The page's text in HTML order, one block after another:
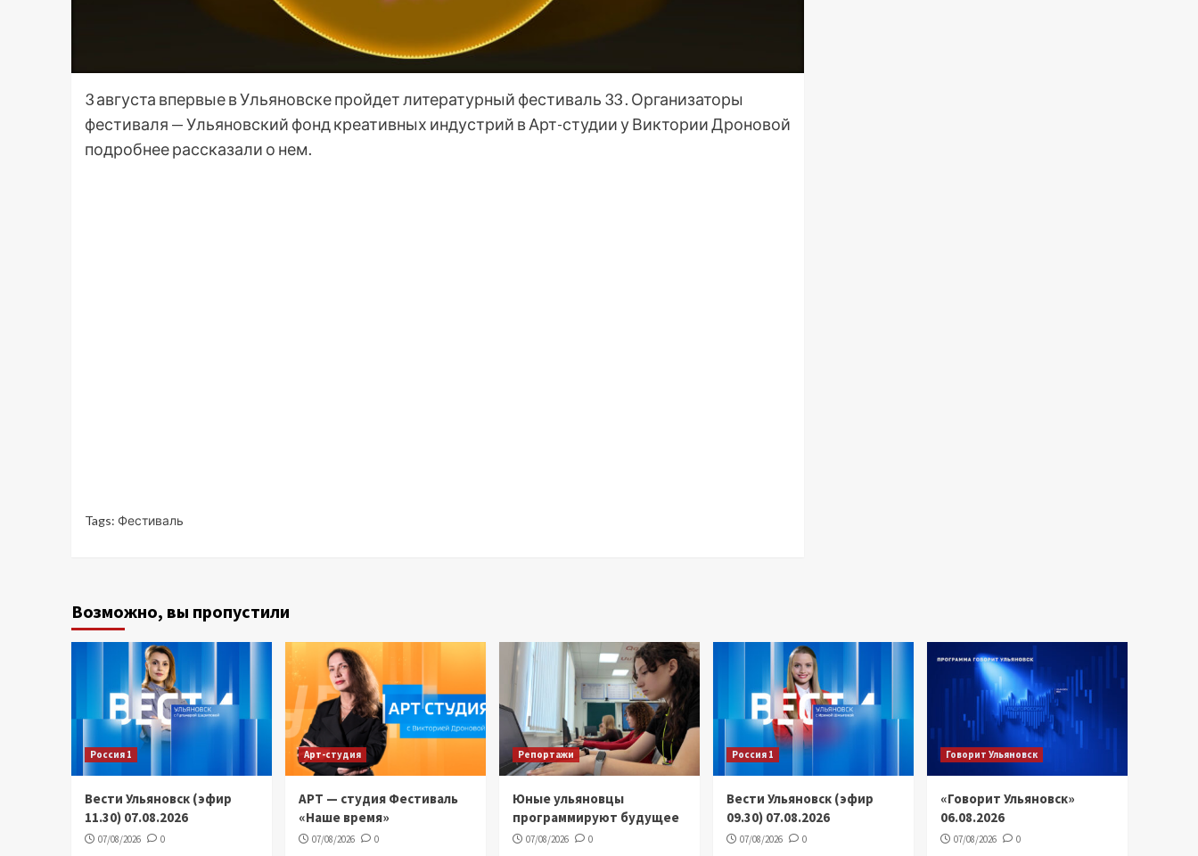
3 августа впервые в Ульяновске пройдет литературный фестиваль 33 . Организаторы
фестиваля — Ульяновский фонд креативных индустрий в Арт-студии у Виктории Дроновой
подробнее рассказали о нем.
Tags: Фестиваль
Возможно, вы пропустили
Россия 1
Вести Ульяновск (эфир
11.30) 07.08.2026
07/08/2026 0
Арт-студия
АРТ — студия Фестиваль
«Наше время»
07/08/2026 0
Репортажи
Юные ульяновцы
программируют будущее
07/08/2026 0
Россия 1
Вести Ульяновск (эфир
09.30) 07.08.2026
07/08/2026 0
Говорит Ульяновск
«Говорит Ульяновск»
06.08.2026
07/08/2026 0